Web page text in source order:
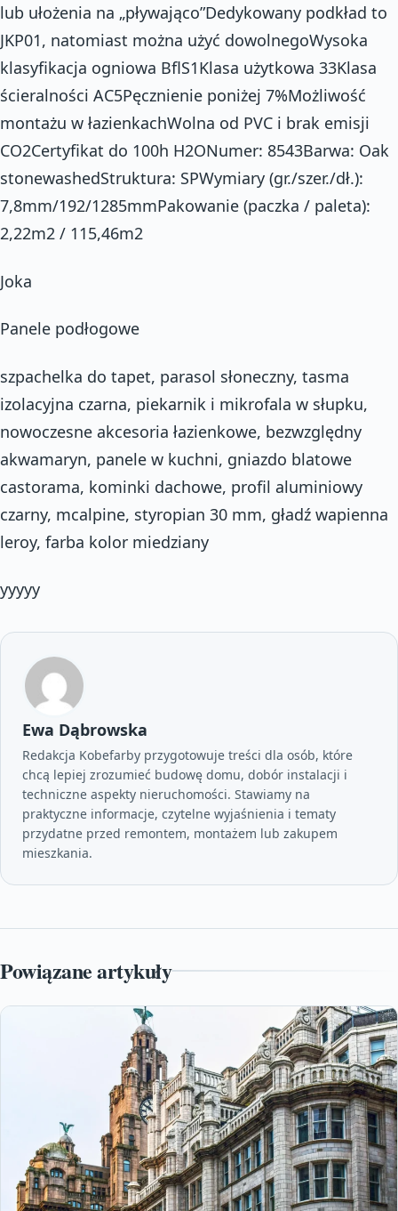
lub ułożenia na „pływająco”Dedykowany podkład to
JKP01, natomiast można użyć dowolnegoWysoka
klasyfikacja ogniowa BflS1Klasa użytkowa 33Klasa
ścieralności AC5Pęcznienie poniżej 7%Możliwość
montażu w łazienkachWolna od PVC i brak emisji
CO2Certyfikat do 100h H2ONumer: 8543Barwa: Oak
stonewashedStruktura: SPWymiary (gr./szer./dł.):
7,8mm/192/1285mmPakowanie (paczka / paleta):
2,22m2 / 115,46m2
Joka
Panele podłogowe
szpachelka do tapet, parasol słoneczny, tasma
izolacyjna czarna, piekarnik i mikrofala w słupku,
nowoczesne akcesoria łazienkowe, bezwzględny
akwamaryn, panele w kuchni, gniazdo blatowe
castorama, kominki dachowe, profil aluminiowy
czarny, mcalpine, styropian 30 mm, gładź wapienna
leroy, farba kolor miedziany
yyyyy
Ewa Dąbrowska
Redakcja Kobefarby przygotowuje treści dla osób, które
chcą lepiej zrozumieć budowę domu, dobór instalacji i
techniczne aspekty nieruchomości. Stawiamy na
praktyczne informacje, czytelne wyjaśnienia i tematy
przydatne przed remontem, montażem lub zakupem
mieszkania.
Powiązane artykuły